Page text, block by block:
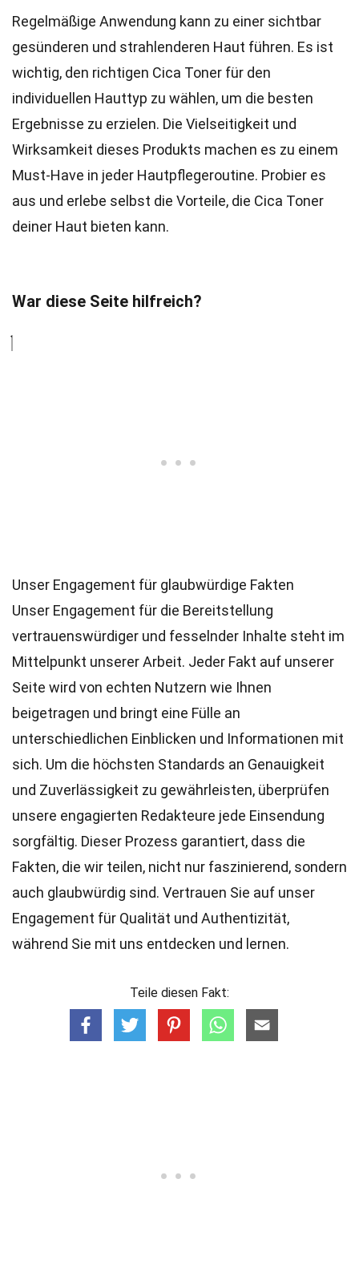
Regelmäßige Anwendung kann zu einer sichtbar
gesünderen und strahlenderen Haut führen. Es ist
wichtig, den richtigen Cica Toner für den
individuellen Hauttyp zu wählen, um die besten
Ergebnisse zu erzielen. Die Vielseitigkeit und
Wirksamkeit dieses Produkts machen es zu einem
Must-Have in jeder Hautpflegeroutine. Probier es
aus und erlebe selbst die Vorteile, die Cica Toner
deiner Haut bieten kann.
War diese Seite hilfreich?
Unser Engagement für glaubwürdige Fakten
Unser Engagement für die Bereitstellung
vertrauenswürdiger und fesselnder Inhalte steht im
Mittelpunkt unserer Arbeit. Jeder Fakt auf unserer
Seite wird von echten Nutzern wie Ihnen
beigetragen und bringt eine Fülle an
unterschiedlichen Einblicken und Informationen mit
sich. Um die höchsten Standards an Genauigkeit
und Zuverlässigkeit zu gewährleisten, überprüfen
unsere engagierten Redakteure jede Einsendung
sorgfältig. Dieser Prozess garantiert, dass die
Fakten, die wir teilen, nicht nur faszinierend, sondern
auch glaubwürdig sind. Vertrauen Sie auf unser
Engagement für Qualität und Authentizität,
während Sie mit uns entdecken und lernen.
Teile diesen Fakt: